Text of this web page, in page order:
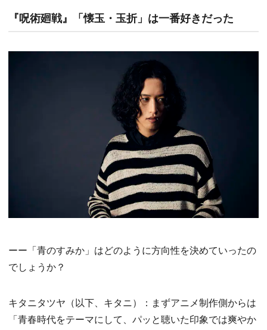
『呪術廻戦』「懐玉・玉折」は一番好きだった
ーー「青のすみか」はどのように方向性を決めていったの
でしょうか？
キタニタツヤ（以下、キタニ）：まずアニメ制作側からは
「青春時代をテーマにして、パッと聴いた印象では爽やか